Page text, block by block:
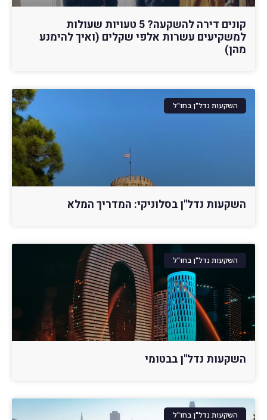
קונים דירה להשקעה? 5 טעויות שעולות
למשקיעים עשרות אלפי שקלים (ואיך להימנע
מהן)
השקעות נדל"ן בחו"ל
השקעות נדל"ן בסלוניקי: המדריך המלא
השקעות נדל"ן בחו"ל
השקעות נדל"ן בבטומי
השקעות נדל"ן בחו"ל